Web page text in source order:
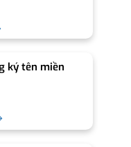
ký tên miền